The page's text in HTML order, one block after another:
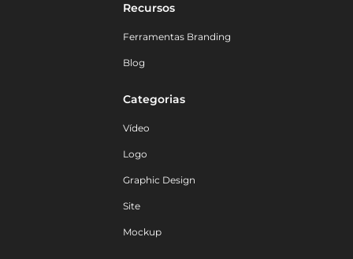
Recursos
Ferramentas Branding
Blog
Categorias
Vídeo
Logo
Graphic Design
Site
Mockup